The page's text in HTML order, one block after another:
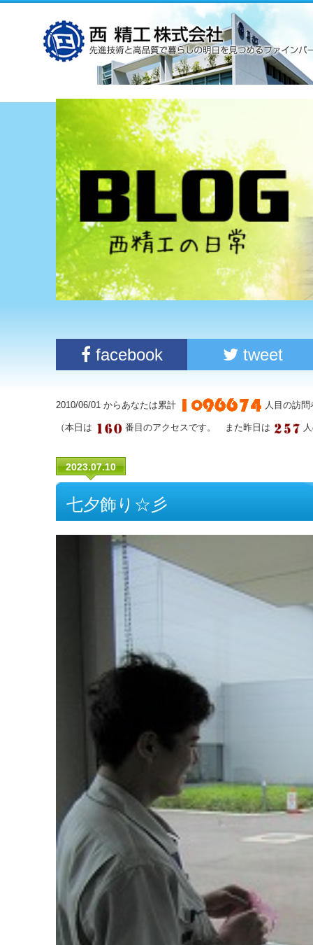
facebook tweet
2010/06/01 からあなたは累計 人目の訪
（本日は 番目のアクセスです。 また昨日は
2023.07.10
七夕飾り☆彡